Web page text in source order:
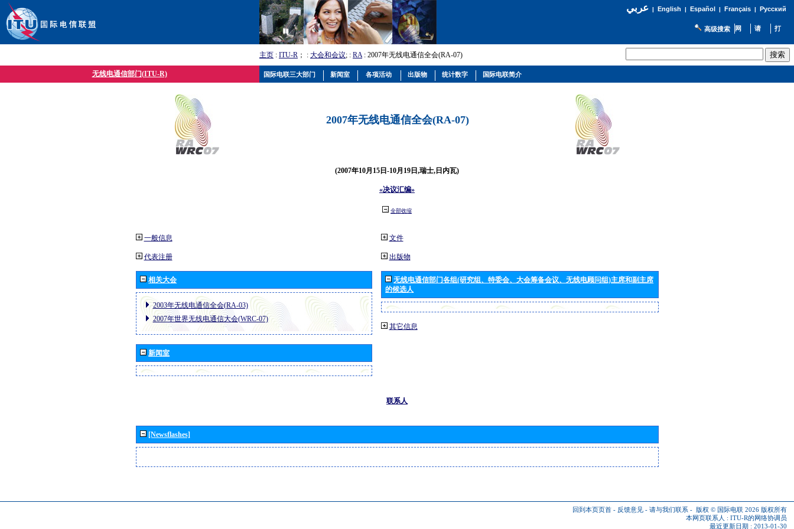
عربي| English | Español | Français| Русский
高级搜索
主页 : ITU-R ； : 大会和会议; : RA: 2007年无线电通信全会(RA-07)
无线电通信部门(ITU-R)
2007年无线电通信全会(RA-07)
(2007年10月15日-10月19日,瑞士,日内瓦)
«决议汇编»
全部收缩
一般信息
代表注册
相关大会
2003年无线电通信全会(RA-03)
2007年世界无线电通信大会(WRC-07)
新闻室
文件
出版物
无线电通信部门各组(研究组、特委会、大会筹备会议、无线电顾问组)主席和副主席
的候选人
其它信息
联系人
[Newsflashes]
回到本页页首 - 反馈意见 - 请与我们联系 - 版权 © 国际电联 2026 版权所有
本网页联系人 : ITU-R的网络协调员
最近更新日期 : 2013-01-30
国际电联三大部门 新闻室 各项活动 出版物 统计数字 国际电联简介